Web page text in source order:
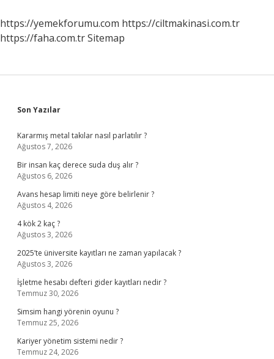
https://yemekforumu.com https://ciltmakinasi.com.tr
https://faha.com.trSitemap
Sidebar
Son Yazılar
Kararmış metal takılar nasıl parlatılır ?
Ağustos 7, 2026
Bir insan kaç derece suda duş alır ?
Ağustos 6, 2026
Avans hesap limiti neye göre belirlenir ?
Ağustos 4, 2026
4 kök 2 kaç ?
Ağustos 3, 2026
2025’te üniversite kayıtları ne zaman yapılacak ?
Ağustos 3, 2026
İşletme hesabı defteri gider kayıtları nedir ?
Temmuz 30, 2026
Simsim hangi yörenin oyunu ?
Temmuz 25, 2026
Kariyer yönetim sistemi nedir ?
Temmuz 24, 2026